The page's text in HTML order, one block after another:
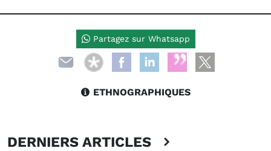
ETHNOGRAPHIQUES
DERNIERS ARTICLES
Partagez sur Whatsapp